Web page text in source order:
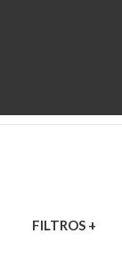
FILTROS +